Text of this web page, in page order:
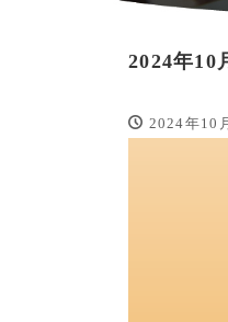
2024年10
2024年10